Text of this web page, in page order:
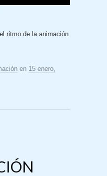
ritmo de la animación
en 15 enero,